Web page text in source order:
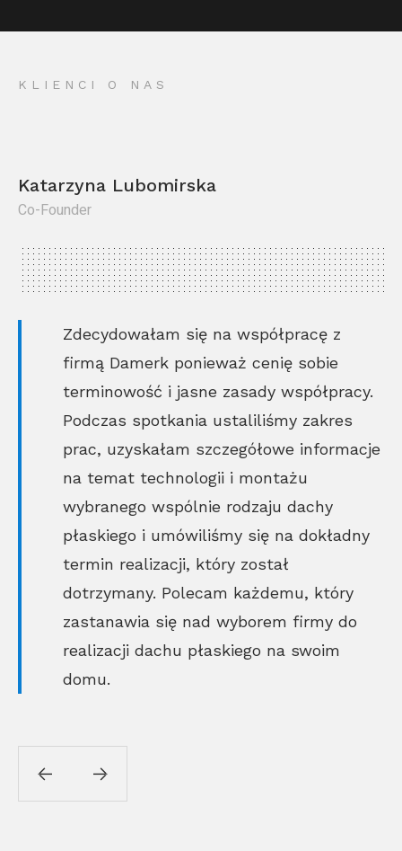
KLIENCI O NAS
Katarzyna Lubomirska
Co-Founder
Zdecydowałam się na współpracę z
firmą Damerk ponieważ cenię sobie
terminowość i jasne zasady współpracy.
Podczas spotkania ustaliliśmy zakres
prac, uzyskałam szczegółowe informacje
na temat technologii i montażu
wybranego wspólnie rodzaju dachy
płaskiego i umówiliśmy się na dokładny
termin realizacji, który został
dotrzymany. Polecam każdemu, który
zastanawia się nad wyborem firmy do
realizacji dachu płaskiego na swoim
domu.